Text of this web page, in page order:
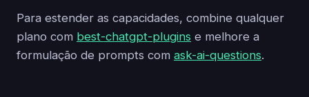
Para estender as capacidades, combine qualquer
plano com best-chatgpt-plugins e melhore a
formulação de prompts com ask-ai-questions.